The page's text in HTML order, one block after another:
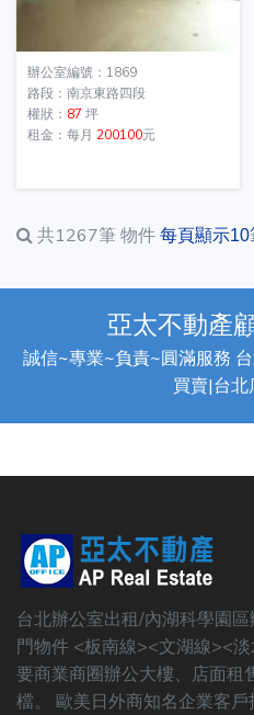
辦公室編號：1869
路段：南京東路四段
權狀： 87 坪
租金：每月 200100元
共1267筆 物件 每頁顯示10
亞太不動產
誠信~專業~負責~圓滿服務
買賣|台北
台北辦公室出租/內湖科學園
門物件 <板南線><文湖線><
要商業商圈辦公大樓、店面租
檔。 歐美日外商知名企業客戶